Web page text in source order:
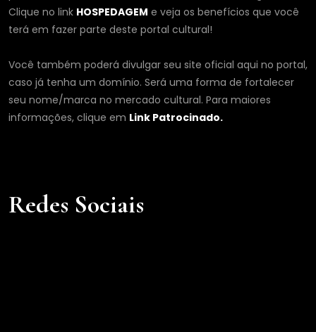
Clique no link HOSPEDAGEM e veja os benefícios que você
terá em fazer parte deste portal cultural!
Você também poderá divulgar seu site oficial aqui no portal,
caso já tenha um domínio. Será uma forma de fortalecer
seu nome/marca no mercado cultural. Para maiores
informações, clique em Link Patrocinado.
Redes Sociais